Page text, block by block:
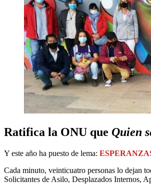
Ratifica la ONU que Quien
Y este año ha puesto de lema:
Cada minuto, veinticuatro personas lo dejan
Solicitantes de Asilo, Desplazados Internos,